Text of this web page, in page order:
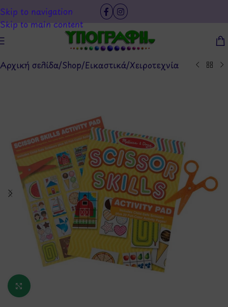
Skip to navigation
Skip to main content
Αρχική σελίδα/Shop/Εικαστικά/Χειροτεχνία
Κάντε κλικ για μεγέθυνση